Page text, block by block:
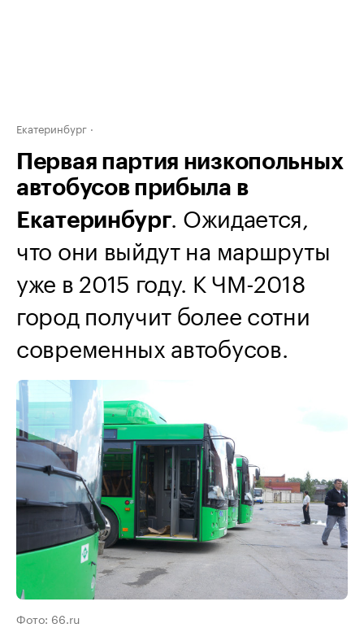
Екатеринбург
Первая партия низкопольных
автобусов прибыла в
Екатеринбург. Ожидается,
что они выйдут на маршруты
уже в 2015 году. К ЧМ-2018
город получит более сотни
современных автобусов.
Фото: 66.ru